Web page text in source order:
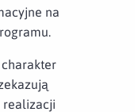
na
charakter
realizacji